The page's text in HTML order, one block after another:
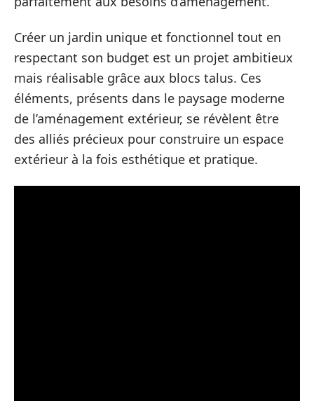
Créer un jardin unique et fonctionnel tout en
respectant son budget est un projet ambitieux
mais réalisable grâce aux blocs talus. Ces
éléments, présents dans le paysage moderne
de l’aménagement extérieur, se révèlent être
des alliés précieux pour construire un espace
extérieur à la fois esthétique et pratique.